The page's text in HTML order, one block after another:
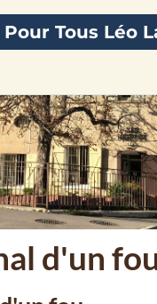
Tous Léo
d'un